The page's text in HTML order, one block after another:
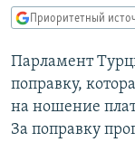
главной
навигации
Вернутся
поиску
IDEL.РЕАЛИИ
КАВКАЗ.РЕАЛИИ
СЕВЕР.РЕАЛИИ
СИБИРЬ.РЕАЛИИ
Приоритетный
Парламент
поправку,
на ношение
За поправку